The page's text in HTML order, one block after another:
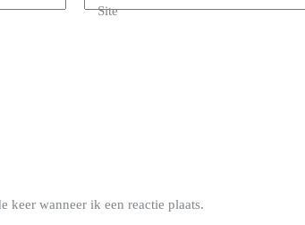
Site
keer wanneer ik een reactie plaats.